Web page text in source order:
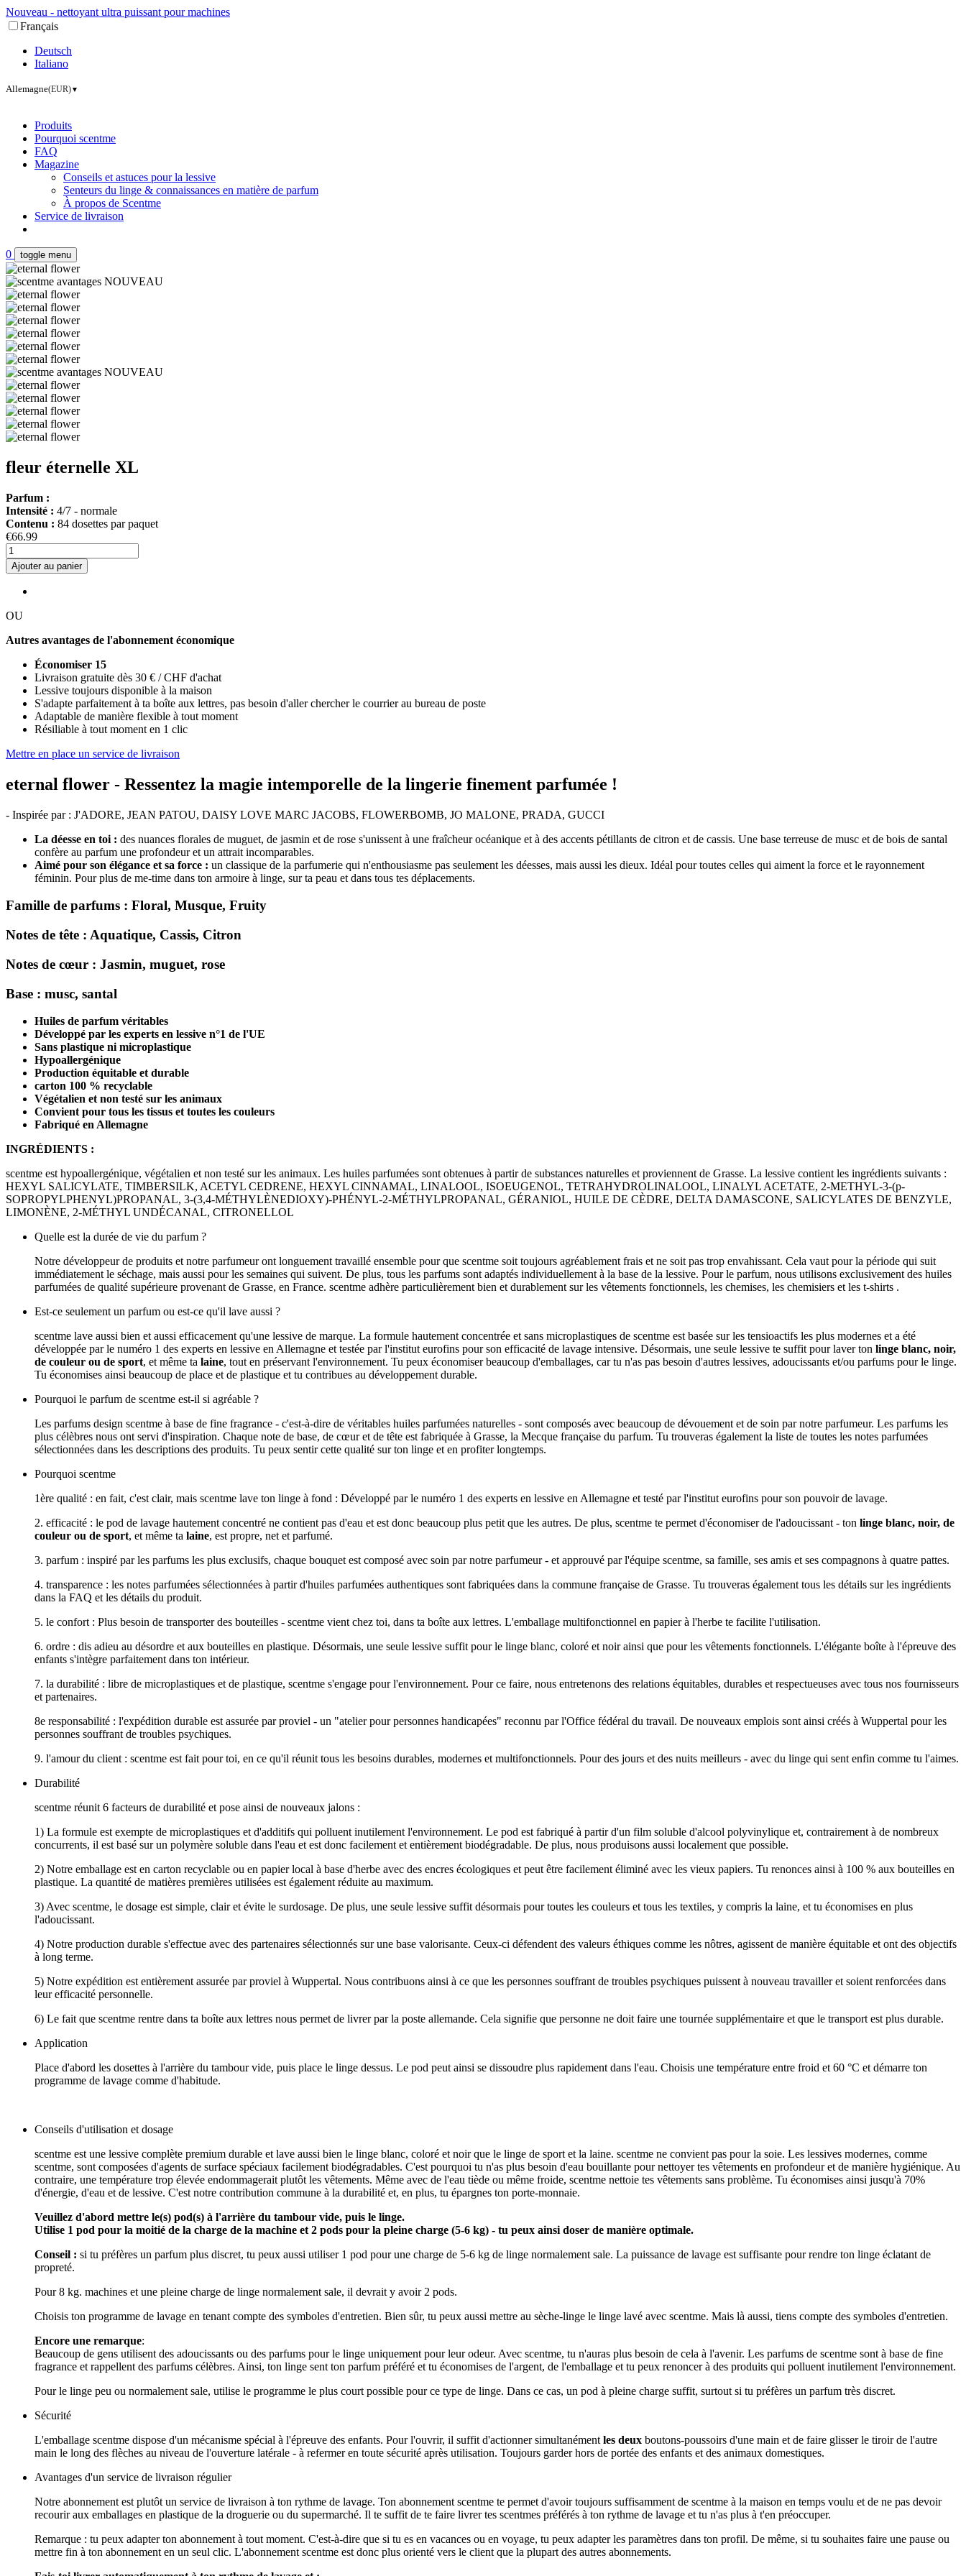
Nouveau - nettoyant ultra puissant pour machines
Français
Deutsch
Italiano
Allemagne(EUR)▼
Produits
Pourquoi scentme
FAQ
Magazine
Conseils et astuces pour la lessive
Senteurs du linge & connaissances en matière de parfum
À propos de Scentme
Service de livraison
0 toggle menu
fleur éternelle XL
Parfum :
Intensité : 4/7 - normale
Contenu : 84 dosettes par paquet
€66.99
Ajouter au panier
OU
Autres avantages de l'abonnement économique
Économiser 15
Livraison gratuite dès 30 € / CHF d'achat
Lessive toujours disponible à la maison
S'adapte parfaitement à ta boîte aux lettres, pas besoin d'aller chercher le courrier au bureau de poste
Adaptable de manière flexible à tout moment
Résiliable à tout moment en 1 clic
Mettre en place un service de livraison
eternal flower - Ressentez la magie intemporelle de la lingerie finement parfumée !
- Inspirée par : J'ADORE, JEAN PATOU, DAISY LOVE MARC JACOBS, FLOWERBOMB, JO MALONE, PRADA, GUCCI
La déesse en toi : des nuances florales de muguet, de jasmin et de rose s'unissent à une fraîcheur océanique et à des accents pétillants de citron et de cassis. Une base terreuse de musc et de bois de santal
confère au parfum une profondeur et un attrait incomparables.
Aimé pour son élégance et sa force : un classique de la parfumerie qui n'enthousiasme pas seulement les déesses, mais aussi les dieux. Idéal pour toutes celles qui aiment la force et le rayonnement
féminin. Pour plus de me-time dans ton armoire à linge, sur ta peau et dans tous tes déplacements.
Famille de parfums : Floral, Musque, Fruity
Notes de tête : Aquatique, Cassis, Citron
Notes de cœur : Jasmin, muguet, rose
Base : musc, santal
Huiles de parfum véritables
Développé par les experts en lessive n°1 de l'UE
Sans plastique ni microplastique
Hypoallergénique
Production équitable et durable
carton 100 % recyclable
Végétalien et non testé sur les animaux
Convient pour tous les tissus et toutes les couleurs
Fabriqué en Allemagne
INGRÉDIENTS :
scentme est hypoallergénique, végétalien et non testé sur les animaux. Les huiles parfumées sont obtenues à partir de substances naturelles et proviennent de Grasse. La lessive contient les ingrédients suivants :
HEXYL SALICYLATE, TIMBERSILK, ACETYL CEDRENE, HEXYL CINNAMAL, LINALOOL, ISOEUGENOL, TETRAHYDROLINALOOL, LINALYL ACETATE, 2-METHYL-3-(p-
SOPROPYLPHENYL)PROPANAL, 3-(3,4-MÉTHYLÈNEDIOXY)-PHÉNYL-2-MÉTHYLPROPANAL, GÉRANIOL, HUILE DE CÈDRE, DELTA DAMASCONE, SALICYLATES DE BENZYLE,
LIMONÈNE, 2-MÉTHYL UNDÉCANAL, CITRONELLOL
Quelle est la durée de vie du parfum ?
Notre développeur de produits et notre parfumeur ont longuement travaillé ensemble pour que scentme soit toujours agréablement frais et ne soit pas trop envahissant. Cela vaut pour la période qui suit
immédiatement le séchage, mais aussi pour les semaines qui suivent. De plus, tous les parfums sont adaptés individuellement à la base de la lessive. Pour le parfum, nous utilisons exclusivement des huiles
parfumées de qualité supérieure provenant de Grasse, en France. scentme adhère particulièrement bien et durablement sur les vêtements fonctionnels, les chemises, les chemisiers et les t-shirts .
Est-ce seulement un parfum ou est-ce qu'il lave aussi ?
scentme lave aussi bien et aussi efficacement qu'une lessive de marque. La formule hautement concentrée et sans microplastiques de scentme est basée sur les tensioactifs les plus modernes et a été
développée par le numéro 1 des experts en lessive en Allemagne et testée par l'institut eurofins pour son efficacité de lavage intensive. Désormais, une seule lessive te suffit pour laver ton linge blanc, noir,
de couleur ou de sport, et même ta laine, tout en préservant l'environnement. Tu peux économiser beaucoup d'emballages, car tu n'as pas besoin d'autres lessives, adoucissants et/ou parfums pour le linge.
Tu économises ainsi beaucoup de place et de plastique et tu contribues au développement durable.
Pourquoi le parfum de scentme est-il si agréable ?
Les parfums design scentme à base de fine fragrance - c'est-à-dire de véritables huiles parfumées naturelles - sont composés avec beaucoup de dévouement et de soin par notre parfumeur. Les parfums les
plus célèbres nous ont servi d'inspiration. Chaque note de base, de cœur et de tête est fabriquée à Grasse, la Mecque française du parfum. Tu trouveras également la liste de toutes les notes parfumées
sélectionnées dans les descriptions des produits. Tu peux sentir cette qualité sur ton linge et en profiter longtemps.
Pourquoi scentme
1ère qualité : en fait, c'est clair, mais scentme lave ton linge à fond : Développé par le numéro 1 des experts en lessive en Allemagne et testé par l'institut eurofins pour son pouvoir de lavage.
2. efficacité : le pod de lavage hautement concentré ne contient pas d'eau et est donc beaucoup plus petit que les autres. De plus, scentme te permet d'économiser de l'adoucissant - ton linge blanc, noir, de
couleur ou de sport, et même ta laine, est propre, net et parfumé.
3. parfum : inspiré par les parfums les plus exclusifs, chaque bouquet est composé avec soin par notre parfumeur - et approuvé par l'équipe scentme, sa famille, ses amis et ses compagnons à quatre pattes.
4. transparence : les notes parfumées sélectionnées à partir d'huiles parfumées authentiques sont fabriquées dans la commune française de Grasse. Tu trouveras également tous les détails sur les ingrédients
dans la FAQ et les détails du produit.
5. le confort : Plus besoin de transporter des bouteilles - scentme vient chez toi, dans ta boîte aux lettres. L'emballage multifonctionnel en papier à l'herbe te facilite l'utilisation.
6. ordre : dis adieu au désordre et aux bouteilles en plastique. Désormais, une seule lessive suffit pour le linge blanc, coloré et noir ainsi que pour les vêtements fonctionnels. L'élégante boîte à l'épreuve des
enfants s'intègre parfaitement dans ton intérieur.
7. la durabilité : libre de microplastiques et de plastique, scentme s'engage pour l'environnement. Pour ce faire, nous entretenons des relations équitables, durables et respectueuses avec tous nos fournisseurs
et partenaires.
8e responsabilité : l'expédition durable est assurée par proviel - un "atelier pour personnes handicapées" reconnu par l'Office fédéral du travail. De nouveaux emplois sont ainsi créés à Wuppertal pour les
personnes souffrant de troubles psychiques.
9. l'amour du client : scentme est fait pour toi, en ce qu'il réunit tous les besoins durables, modernes et multifonctionnels. Pour des jours et des nuits meilleurs - avec du linge qui sent enfin comme tu l'aimes.
Durabilité
scentme réunit 6 facteurs de durabilité et pose ainsi de nouveaux jalons :
1) La formule est exempte de microplastiques et d'additifs qui polluent inutilement l'environnement. Le pod est fabriqué à partir d'un film soluble d'alcool polyvinylique et, contrairement à de nombreux
concurrents, il est basé sur un polymère soluble dans l'eau et est donc facilement et entièrement biodégradable. De plus, nous produisons aussi localement que possible.
2) Notre emballage est en carton recyclable ou en papier local à base d'herbe avec des encres écologiques et peut être facilement éliminé avec les vieux papiers. Tu renonces ainsi à 100 % aux bouteilles en
plastique. La quantité de matières premières utilisées est également réduite au maximum.
3) Avec scentme, le dosage est simple, clair et évite le surdosage. De plus, une seule lessive suffit désormais pour toutes les couleurs et tous les textiles, y compris la laine, et tu économises en plus
l'adoucissant.
4) Notre production durable s'effectue avec des partenaires sélectionnés sur une base valorisante. Ceux-ci défendent des valeurs éthiques comme les nôtres, agissent de manière équitable et ont des objectifs
à long terme.
5) Notre expédition est entièrement assurée par proviel à Wuppertal. Nous contribuons ainsi à ce que les personnes souffrant de troubles psychiques puissent à nouveau travailler et soient renforcées dans
leur efficacité personnelle.
6) Le fait que scentme rentre dans ta boîte aux lettres nous permet de livrer par la poste allemande. Cela signifie que personne ne doit faire une tournée supplémentaire et que le transport est plus durable.
Application
Place d'abord les dosettes à l'arrière du tambour vide, puis place le linge dessus. Le pod peut ainsi se dissoudre plus rapidement dans l'eau. Choisis une température entre froid et 60 °C et démarre ton
programme de lavage comme d'habitude.
Conseils d'utilisation et dosage
scentme est une lessive complète premium durable et lave aussi bien le linge blanc, coloré et noir que le linge de sport et la laine. scentme ne convient pas pour la soie. Les lessives modernes, comme
scentme, sont composées d'agents de surface spéciaux facilement biodégradables. C'est pourquoi tu n'as plus besoin d'eau bouillante pour nettoyer tes vêtements en profondeur et de manière hygiénique. Au
contraire, une température trop élevée endommagerait plutôt les vêtements. Même avec de l'eau tiède ou même froide, scentme nettoie tes vêtements sans problème. Tu économises ainsi jusqu'à 70%
d'énergie, d'eau et de lessive. C'est notre contribution commune à la durabilité et, en plus, tu épargnes ton porte-monnaie.
Veuillez d'abord mettre le(s) pod(s) à l'arrière du tambour vide, puis le linge.
Utilise 1 pod pour la moitié de la charge de la machine et 2 pods pour la pleine charge (5-6 kg) - tu peux ainsi doser de manière optimale.
Conseil : si tu préfères un parfum plus discret, tu peux aussi utiliser 1 pod pour une charge de 5-6 kg de linge normalement sale. La puissance de lavage est suffisante pour rendre ton linge éclatant de
propreté.
Pour 8 kg. machines et une pleine charge de linge normalement sale, il devrait y avoir 2 pods.
Choisis ton programme de lavage en tenant compte des symboles d'entretien. Bien sûr, tu peux aussi mettre au sèche-linge le linge lavé avec scentme. Mais là aussi, tiens compte des symboles d'entretien.
Encore une remarque:
Beaucoup de gens utilisent des adoucissants ou des parfums pour le linge uniquement pour leur odeur. Avec scentme, tu n'auras plus besoin de cela à l'avenir. Les parfums de scentme sont à base de fine
fragrance et rappellent des parfums célèbres. Ainsi, ton linge sent ton parfum préféré et tu économises de l'argent, de l'emballage et tu peux renoncer à des produits qui polluent inutilement l'environnement.
Pour le linge peu ou normalement sale, utilise le programme le plus court possible pour ce type de linge. Dans ce cas, un pod à pleine charge suffit, surtout si tu préfères un parfum très discret.
Sécurité
L'emballage scentme dispose d'un mécanisme spécial à l'épreuve des enfants. Pour l'ouvrir, il suffit d'actionner simultanément les deux boutons-poussoirs d'une main et de faire glisser le tiroir de l'autre
main le long des flèches au niveau de l'ouverture latérale - à refermer en toute sécurité après utilisation. Toujours garder hors de portée des enfants et des animaux domestiques.
Avantages d'un service de livraison régulier
Notre abonnement est plutôt un service de livraison à ton rythme de lavage. Ton abonnement scentme te permet d'avoir toujours suffisamment de scentme à la maison en temps voulu et de ne pas devoir
recourir aux emballages en plastique de la droguerie ou du supermarché. Il te suffit de te faire livrer tes scentmes préférés à ton rythme de lavage et tu n'as plus à t'en préoccuper.
Remarque : tu peux adapter ton abonnement à tout moment. C'est-à-dire que si tu es en vacances ou en voyage, tu peux adapter les paramètres dans ton profil. De même, si tu souhaites faire une pause ou
mettre fin à ton abonnement en un seul clic. L'abonnement scentme est donc plus orienté vers le client que la plupart des autres abonnements.